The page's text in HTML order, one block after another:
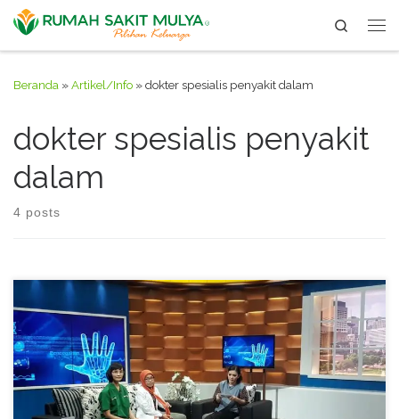
Skip to content
Search
Beranda »Artikel/Info »dokter spesialis penyakit dalam
dokter spesialis penyakit
dalam
4 posts
Health talk tentang “Rabies” bersama dr. Herni Basir, SpPD di
acara Dunia Sehat DAAI TV.